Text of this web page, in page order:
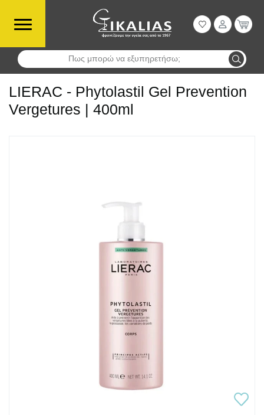
Πως μπορώ να εξυπηρετήσω;
Αναζήτηση
LIERAC - Phytolastil Gel Prevention
Vergetures | 400ml